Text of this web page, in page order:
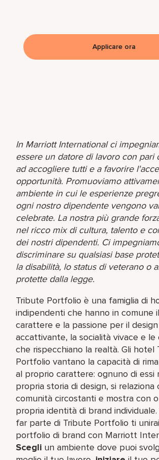
In Marriott International ci
essere un datore di lavoro con pari
ad accogliere tutti e a favorire
opportunità. Promuoviamo
ambiente in cui le esperienze
ogni nostro dipendente vengono
celebrate. La nostra più grande
nel ricco mix di cultura, talento e
dei nostri dipendenti. Ci
discriminare su qualsiasi base
la disabilità, lo status di veterano o
protette dalla legge.
Tribute Portfolio è una famiglia di
indipendenti che hanno in comune
carattere e la passione per il design
accattivante, la socialità vivace e le
che rispecchiano la realtà. Gli hotel
Portfolio vantano la capacità di
al proprio carattere: ognuno di essi
propria storia di design, si relaziona
comunità circostanti e mostra con
propria identità di brand
far parte di Tribute Portfolio ti
portfolio di brand con Marriott
Scegli un ambiente dove puoi
Applicare ora